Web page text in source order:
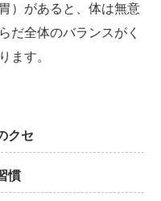
）があると、体は無意
だ全体のバランスがく
ます。
クセ
慣